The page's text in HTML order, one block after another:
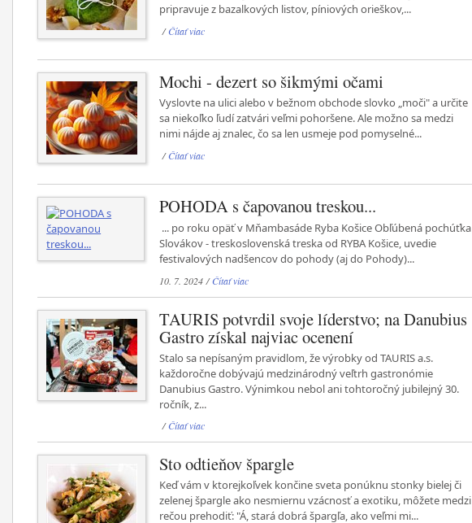
pripravuje z bazalkových listov, píniových orieškov,...
/Čítať viac
Mochi - dezert so šikmými očami
Vyslovte na ulici alebo v bežnom obchode slovko „moči" a určite
sa niekoľko ľudí zatvári veľmi pohoršene. Ale možno sa medzi
nimi nájde aj znalec, čo sa len usmeje pod pomyselné...
/Čítať viac
POHODA s čapovanou treskou...
... po roku opäť v Mňambasáde Ryba Košice Obľúbená pochúťka
Slovákov - treskoslovenská treska od RYBA Košice, uvedie
festivalových nadšencov do pohody (aj do Pohody)...
10. 7. 2024 /Čítať viac
TAURIS potvrdil svoje líderstvo; na Danubius
Gastro získal najviac ocenení
Stalo sa nepísaným pravidlom, že výrobky od TAURIS a.s.
každoročne dobývajú medzinárodný veľtrh gastronómie
Danubius Gastro. Výnimkou nebol ani tohtoročný jubilejný 30.
ročník, z...
/Čítať viac
Sto odtieňov špargle
Keď vám v ktorejkoľvek končine sveta ponúknu stonky bielej či
zelenej špargle ako nesmiernu vzácnosť a exotiku, môžete medzi
rečou prehodiť: "Á, stará dobrá špargľa, ako veľmi mi...